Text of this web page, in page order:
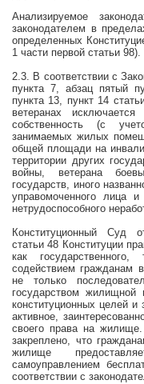
Анализируемое
законодателем в
определенных
1 части первой статьи 98).
2.3. В соответствии с
пункта 7, абзац пятый
пункта 13, пункт 14
ветеранах
собственность (с
занимаемых жилых
общей площади на
территории других
войны, ветерана
государств, иного
управомоченного лица
нетрудоспособного
Конституционный Суд
статьи 48 Конституции
как
содействием гражданам
не только
государством жилищной
конституционных целей и
активное,
своего права на
закреплено, что
жилище
самоуправлением
соответствии с